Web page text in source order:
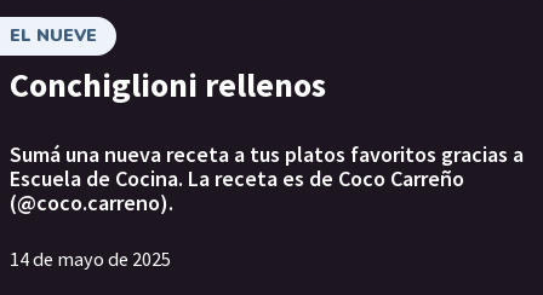
EL NUEVE
Conchiglioni rellenos
Sumá una nueva receta a tus platos favoritos gracias a
Escuela de Cocina. La receta es de Coco Carreño
(@coco.carreno).
14 de mayo de 2025